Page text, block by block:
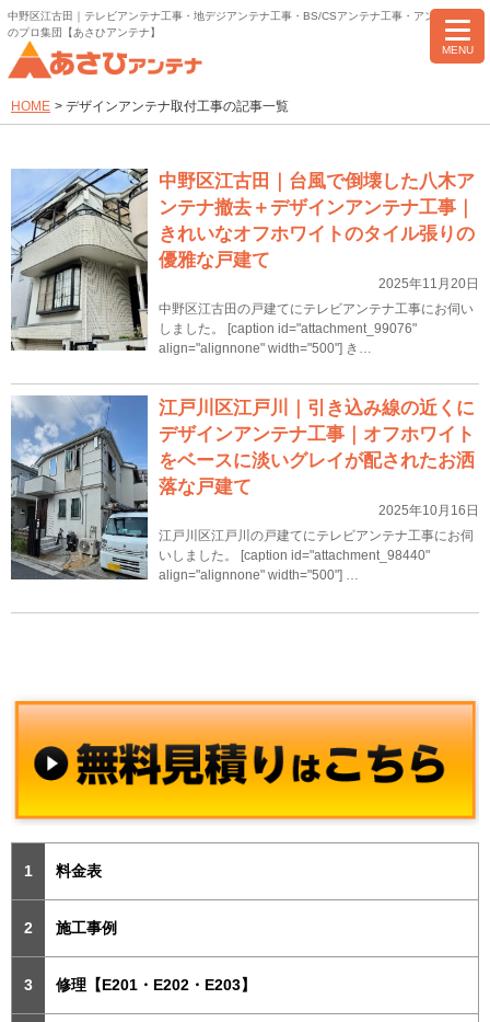
中野区江古田｜テレビアンテナ工事・地デジアンテナ工事・BS/CSアンテナ工事・アンテナ修理
のプロ集団【あさひアンテナ】
MENU
HOME > デザインアンテナ取付工事の記事一覧
中野区江古田｜台風で倒壊した八木ア
ンテナ撤去＋デザインアンテナ工事｜
きれいなオフホワイトのタイル張りの
優雅な戸建て
2025年11月20日
中野区江古田の戸建てにテレビアンテナ工事にお伺い
しました。 [caption id="attachment_99076"
align="alignnone" width="500"] き…
江戸川区江戸川｜引き込み線の近くに
デザインアンテナ工事｜オフホワイト
をベースに淡いグレイが配されたお洒
落な戸建て
2025年10月16日
江戸川区江戸川の戸建てにテレビアンテナ工事にお伺
いしました。 [caption id="attachment_98440"
align="alignnone" width="500"] …
料金表
施工事例
修理【E201・E202・E203】